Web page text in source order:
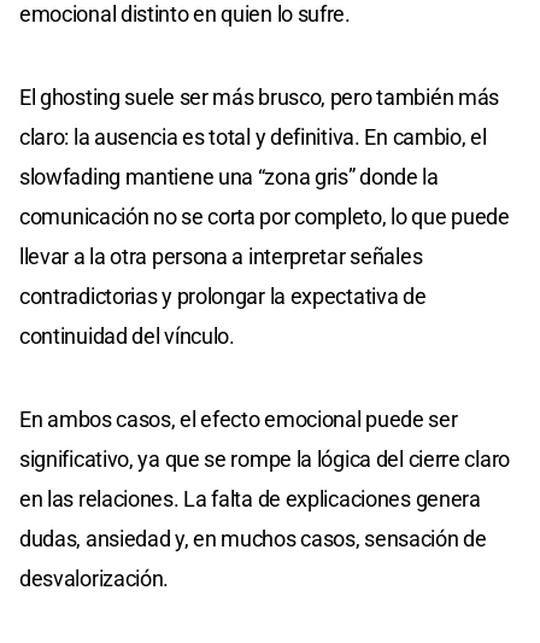
emocional distinto en quien lo sufre.
El ghosting suele ser más brusco, pero también más
claro: la ausencia es total y definitiva. En cambio, el
slowfading mantiene una “zona gris” donde la
comunicación no se corta por completo, lo que puede
llevar a la otra persona a interpretar señales
contradictorias y prolongar la expectativa de
continuidad del vínculo.
En ambos casos, el efecto emocional puede ser
significativo, ya que se rompe la lógica del cierre claro
en las relaciones. La falta de explicaciones genera
dudas, ansiedad y, en muchos casos, sensación de
desvalorización.